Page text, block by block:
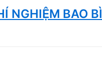
NGHIỆM BAO BÌ